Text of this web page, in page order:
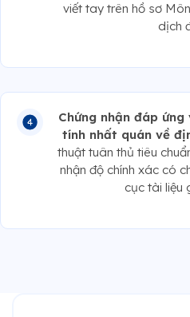
viết tay trên hồ sơ
dịch
Chứng nhận đáp
tính nhất quán về
thuật tuân thủ tiêu
nhận độ chính xác có
cục tài liệu